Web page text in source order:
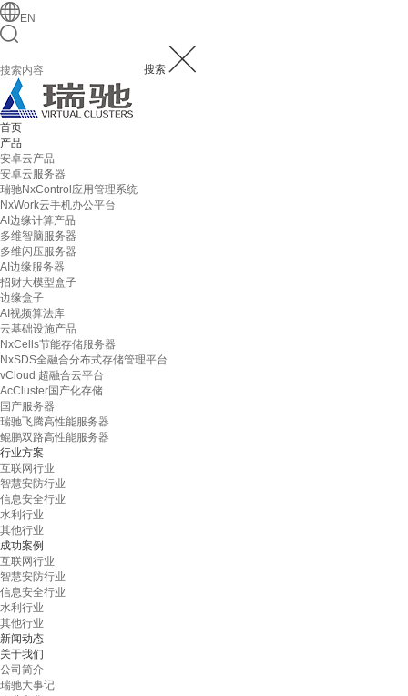
EN
搜索
首页
产品
安卓云产品
安卓云服务器
瑞驰NxControl应用管理系统
NxWork云手机办公平台
AI边缘计算产品
多维智脑服务器
多维闪压服务器
AI边缘服务器
招财大模型盒子
边缘盒子
AI视频算法库
云基础设施产品
NxCells节能存储服务器
NxSDS全融合分布式存储管理平台
vCloud 超融合云平台
AcCluster国产化存储
国产服务器
瑞驰飞腾高性能服务器
鲲鹏双路高性能服务器
行业方案
互联网行业
智慧安防行业
信息安全行业
水利行业
其他行业
成功案例
互联网行业
智慧安防行业
信息安全行业
水利行业
其他行业
新闻动态
关于我们
公司简介
瑞驰大事记